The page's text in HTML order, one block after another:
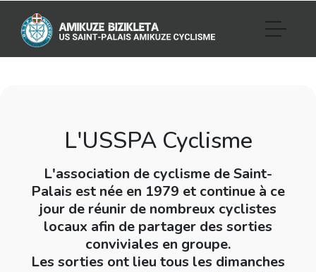
L'USSPA Cyclisme
L'association de cyclisme de Saint-
Palais est née en 1979 et continue à ce
jour de réunir de nombreux cyclistes
locaux afin de partager des sorties
conviviales en groupe.
Les sorties ont lieu tous les dimanches